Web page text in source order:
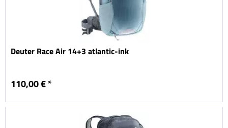
Deuter Race Air 14+3 atlantic-ink
110,00 € *